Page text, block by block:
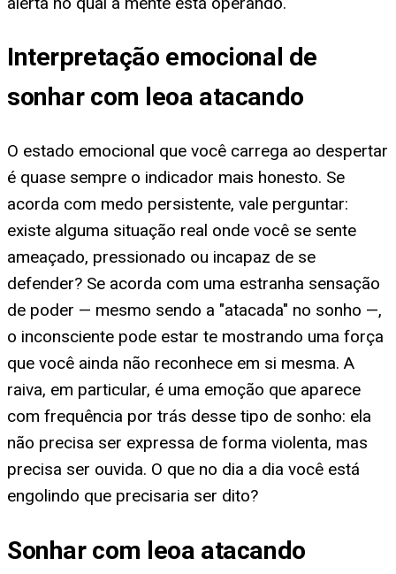
Interpretação emocional de
sonhar com leoa atacando
O estado emocional que você carrega ao despertar
é quase sempre o indicador mais honesto. Se
acorda com medo persistente, vale perguntar:
existe alguma situação real onde você se sente
ameaçado, pressionado ou incapaz de se
defender? Se acorda com uma estranha sensação
de poder — mesmo sendo a "atacada" no sonho —,
o inconsciente pode estar te mostrando uma força
que você ainda não reconhece em si mesma. A
raiva, em particular, é uma emoção que aparece
com frequência por trás desse tipo de sonho: ela
não precisa ser expressa de forma violenta, mas
precisa ser ouvida. O que no dia a dia você está
engolindo que precisaria ser dito?
Sonhar com leoa atacando